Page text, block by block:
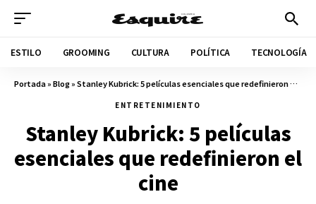
ESTILO GROOMING CULTURA POLÍTICA TECNOLOGÍA
Portada»Blog»Stanley Kubrick: 5 películas esenciales que redefinieron el cine
ENTRETENIMIENTO
Stanley Kubrick: 5 películas
esenciales que redefinieron el
cine